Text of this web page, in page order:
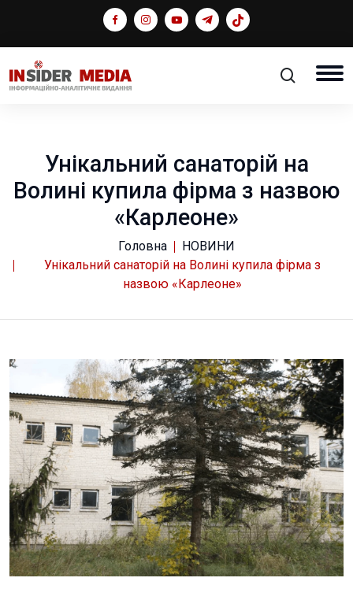
Унікальний санаторій на
Волині купила фірма з назвою
«Карлеоне»
Головна
НОВИНИ
Унікальний санаторій на Волині купила фірма з
назвою «Карлеоне»